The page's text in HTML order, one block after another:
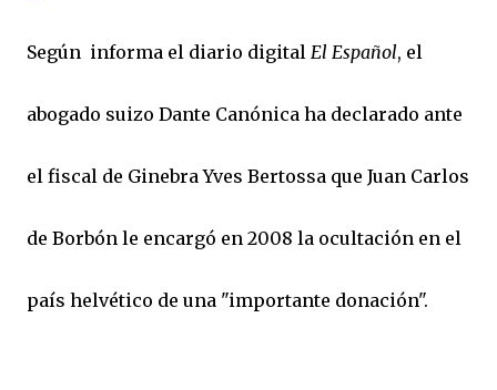
Según informa el diario digital El Español, el
abogado suizo Dante Canónica ha declarado ante
el fiscal de Ginebra Yves Bertossa que Juan Carlos
de Borbón le encargó en 2008 la ocultación en el
país helvético de una "importante donación".